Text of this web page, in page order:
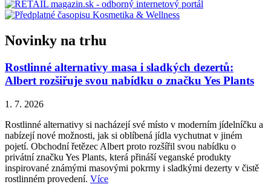
Novinky na trhu
Rostlinné alternativy masa i sladkých dezertů:
Albert rozšiřuje svou nabídku o značku Yes Plants
1. 7. 2026
Rostlinné alternativy si nacházejí své místo v moderním jídelníčku a
nabízejí nové možnosti, jak si oblíbená jídla vychutnat v jiném
pojetí. Obchodní řetězec Albert proto rozšířil svou nabídku o
privátní značku Yes Plants, která přináší veganské produkty
inspirované známými masovými pokrmy i sladkými dezerty v čistě
rostlinném provedení. Více